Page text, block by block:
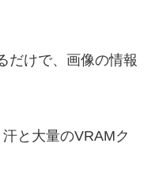
だけで、画像の情報
と大量のVRAMク